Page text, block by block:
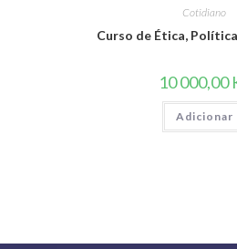
Cotidiano
Curso de Ética,
10 000,00
Adicionar